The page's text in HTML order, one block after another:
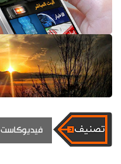
فيديوكاست